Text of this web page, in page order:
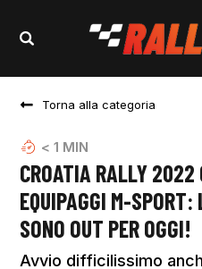
Torna alla categoria
< 1 MIN
CROATIA RALLY 2022
EQUIPAGGI M-SPORT:
SONO OUT PER OGGI!
Avvio difficilissimo